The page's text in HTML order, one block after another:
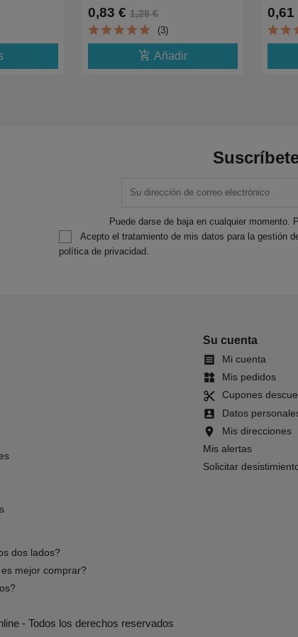
C13T10H34010
0,83 € 1,28 €
(3)
add_shopping_cart Añadir
0,61
Puede darse de baja en cualquier momento.
Acepto el tratamiento de mis datos para la gestión
política de privacidad.
dos lados?
mejor comprar?
Su cuenta
 Mi cuenta
widgets Mis pedidos
content_cut Cupones
account_box Datos
location_on
Mis direcciones
Mis alertas
Solicitar
- Todos los derechos reservados